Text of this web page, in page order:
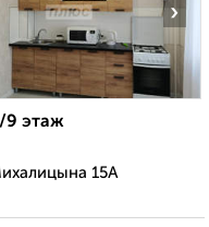
›
9 этаж
15А